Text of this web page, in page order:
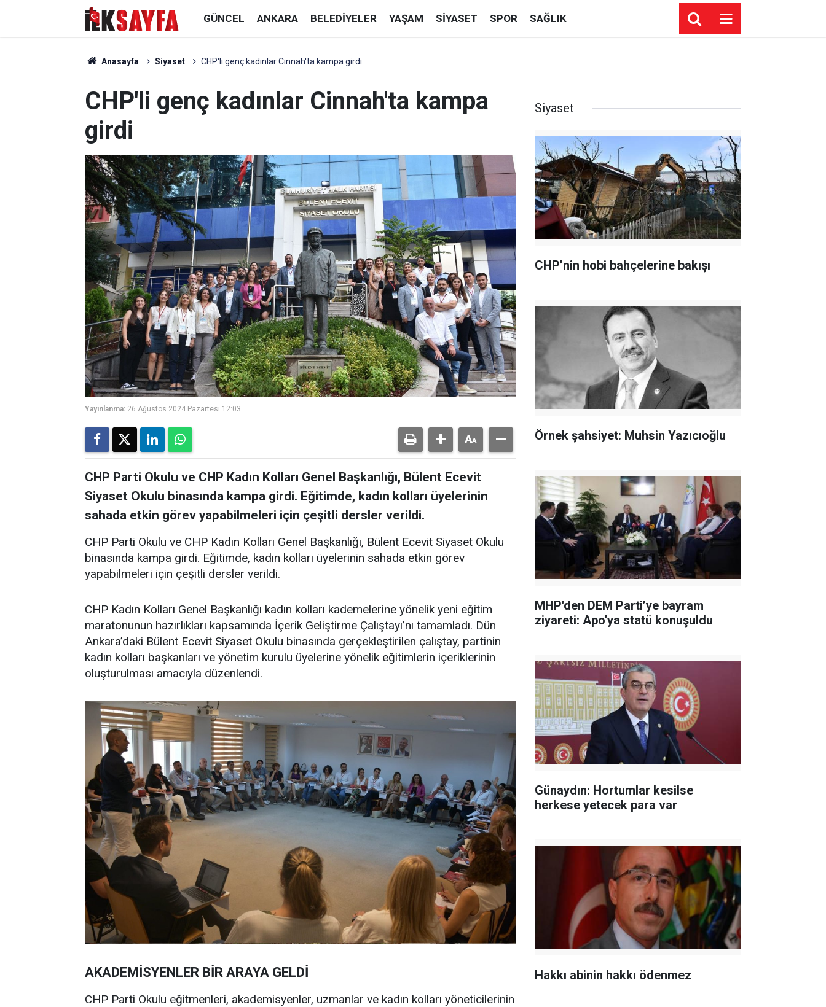
GÜNCEL ANKARA BELEDIYELER YAŞAM SIYASET SPOR SAĞLIK
Anasayfa Siyaset CHP'li genç kadınlar Cinnah'ta kampa girdi
CHP'li genç kadınlar Cinnah'ta kampa
girdi
Yayınlanma: 26 Ağustos 2024 Pazartesi 12:03
CHP Parti Okulu ve CHP Kadın Kolları Genel Başkanlığı, Bülent Ecevit
Siyaset Okulu binasında kampa girdi. Eğitimde, kadın kolları üyelerinin
sahada etkin görev yapabilmeleri için çeşitli dersler verildi.
CHP Parti Okulu ve CHP Kadın Kolları Genel Başkanlığı, Bülent Ecevit Siyaset Okulu
binasında kampa girdi. Eğitimde, kadın kolları üyelerinin sahada etkin görev
yapabilmeleri için çeşitli dersler verildi.
CHP Kadın Kolları Genel Başkanlığı kadın kolları kademelerine yönelik yeni eğitim
maratonunun hazırlıkları kapsamında İçerik Geliştirme Çalıştayı’nı tamamladı. Dün
Ankara’daki Bülent Ecevit Siyaset Okulu binasında gerçekleştirilen çalıştay, partinin
kadın kolları başkanları ve yönetim kurulu üyelerine yönelik eğitimlerin içeriklerinin
oluşturulması amacıyla düzenlendi.
AKADEMİSYENLER BİR ARAYA GELDİ
CHP Parti Okulu eğitmenleri, akademisyenler, uzmanlar ve kadın kolları yöneticilerinin
Siyaset
CHP’nin hobi bahçelerine bakışı
Örnek şahsiyet: Muhsin Yazıcıoğlu
MHP'den DEM Parti’ye bayram
ziyareti: Apo'ya statü konuşuldu
Günaydın: Hortumlar kesilse
herkese yetecek para var
Hakkı abinin hakkı ödenmez